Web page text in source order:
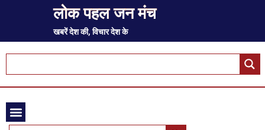
लोक पहल जन मंच
खबरें देश की, विचार देश के